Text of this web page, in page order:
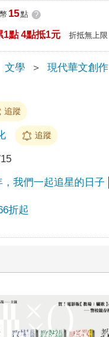
15點 ?
1點 4點抵1元 折抵無上限
文學 ＞ 現代華文創作
追蹤
追蹤
，我們一起追星的日子
折起